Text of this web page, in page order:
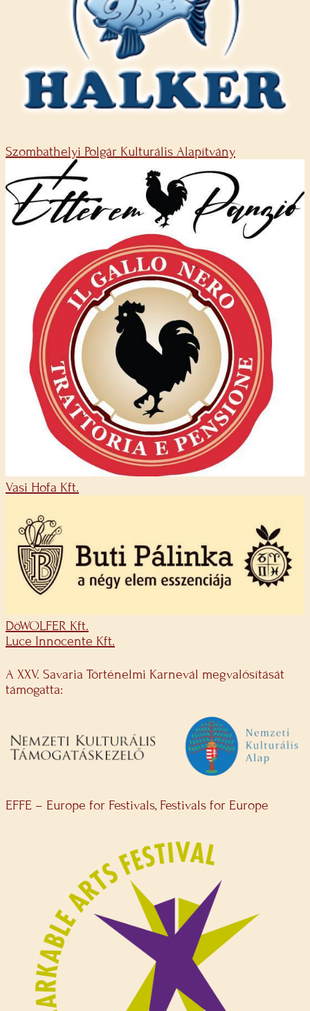
Szombathelyi Polgár Kulturális Alapítvány
Vasi Hofa Kft.
DöWOLFER Kft.
Luce Innocente Kft.
A XXV. Savaria Történelmi Karnevál megvalósítását
támogatta:
EFFE – Europe for Festivals, Festivals for Europe